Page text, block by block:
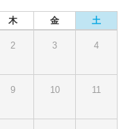
木 金 土
2 3 4
9 10 11